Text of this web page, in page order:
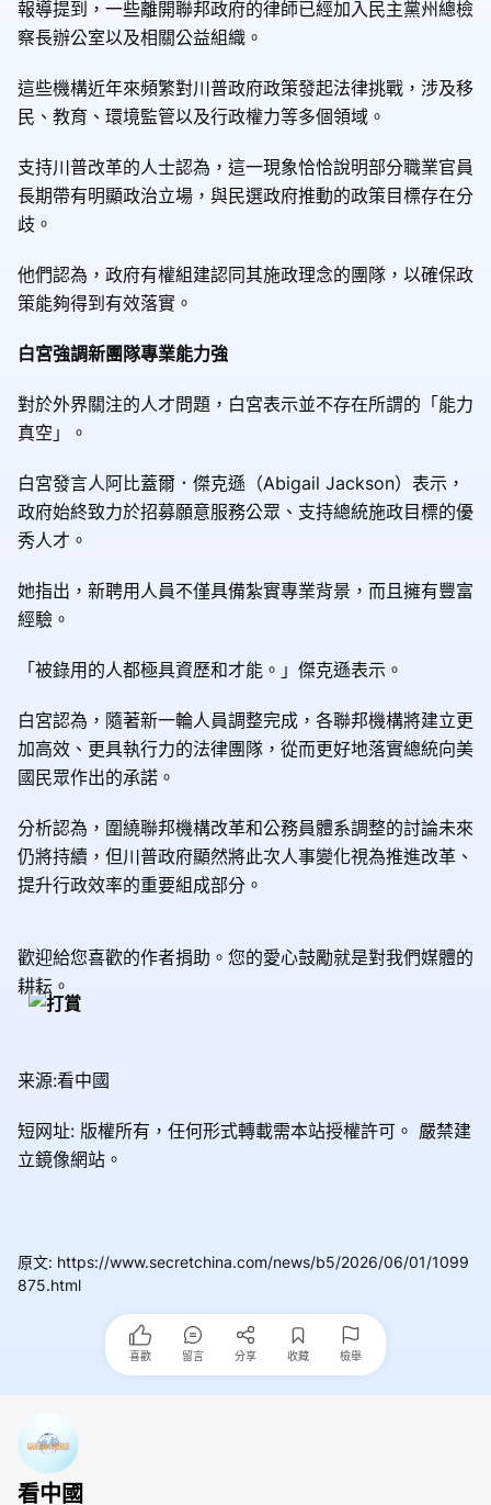
報導提到，一些離開聯邦政府的律師已經加入民主黨州總檢
察長辦公室以及相關公益組織。
這些機構近年來頻繁對川普政府政策發起法律挑戰，涉及移
民、教育、環境監管以及行政權力等多個領域。
支持川普改革的人士認為，這一現象恰恰說明部分職業官員
長期帶有明顯政治立場，與民選政府推動的政策目標存在分
歧。
他們認為，政府有權組建認同其施政理念的團隊，以確保政
策能夠得到有效落實。
白宮強調新團隊專業能力強
對於外界關注的人才問題，白宮表示並不存在所謂的「能力
真空」。
白宮發言人阿比蓋爾．傑克遜（Abigail Jackson）表示，
政府始終致力於招募願意服務公眾、支持總統施政目標的優
秀人才。
她指出，新聘用人員不僅具備紮實專業背景，而且擁有豐富
經驗。
「被錄用的人都極具資歷和才能。」傑克遜表示。
白宮認為，隨著新一輪人員調整完成，各聯邦機構將建立更
加高效、更具執行力的法律團隊，從而更好地落實總統向美
國民眾作出的承諾。
分析認為，圍繞聯邦機構改革和公務員體系調整的討論未來
仍將持續，但川普政府顯然將此次人事變化視為推進改革、
提升行政效率的重要組成部分。
歡迎給您喜歡的作者捐助。您的愛心鼓勵就是對我們媒體的
耕耘。
来源:看中國
短网址: 版權所有，任何形式轉載需本站授權許可。 嚴禁建
立鏡像網站。
原文: https://www.secretchina.com/news/b5/2026/06/01/1099
875.html
喜歡 留言 分享 收藏 檢舉
看中國